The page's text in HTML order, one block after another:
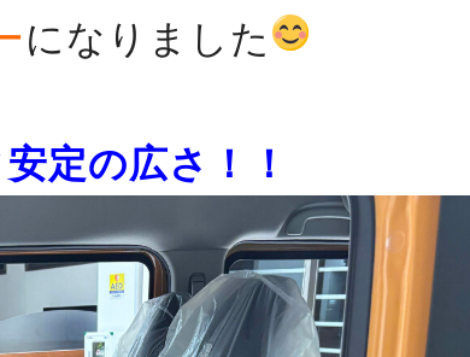
になりました
定の広さ！！